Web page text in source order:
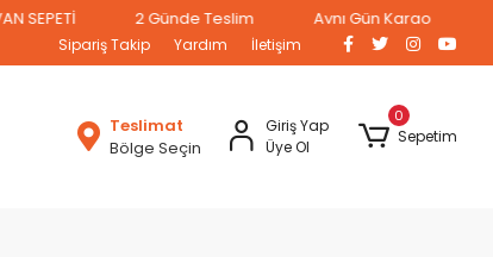
2 Günde Teslim Aynı Gün Kargo
Sipariş Takip Yardım İletişim
Teslimat
Bölge Seçin
Giriş Yap
Üye Ol
0
Sepetim